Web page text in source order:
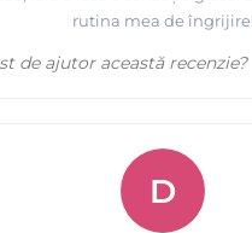
rutina mea de
de ajutor această recenzie?
D